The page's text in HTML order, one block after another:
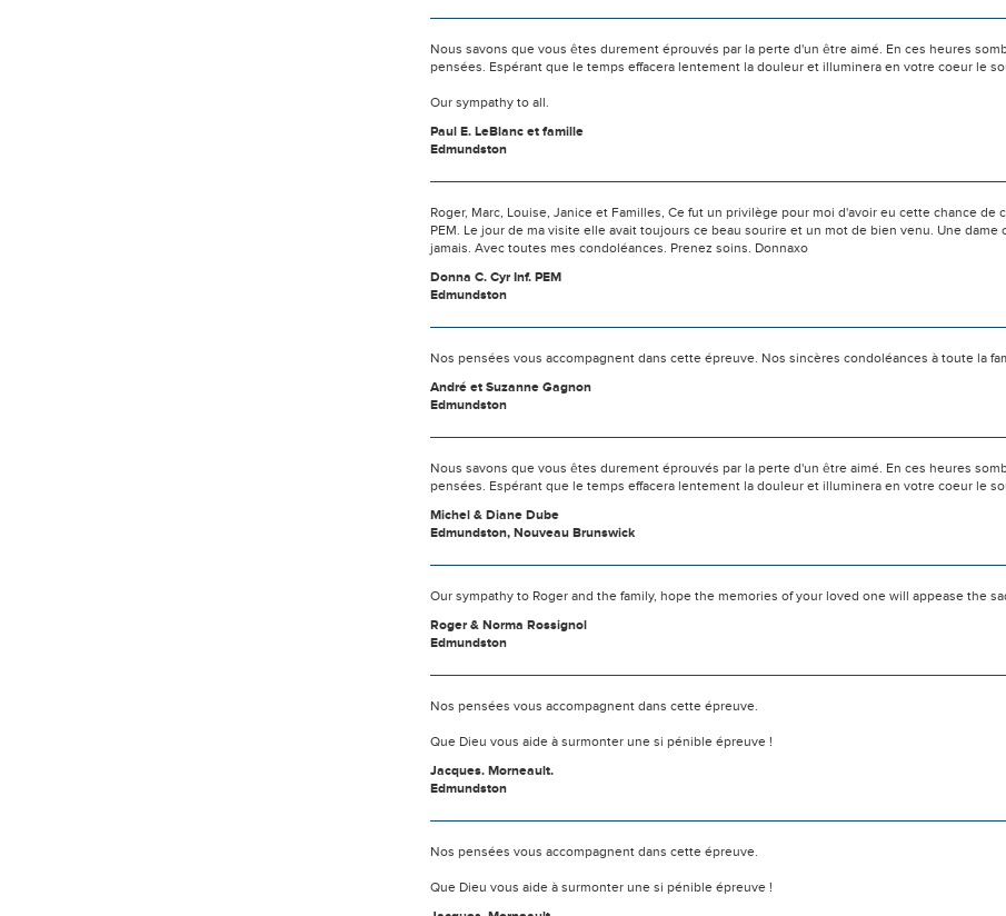
Nous savons que vous êtes durement éprouvés par la perte d'un être aimé. En ces heures
pensées. Espérant que le temps effacera lentement la douleur et illuminera en votre coeur le
Our sympathy to all.
Paul E. LeBlanc et famille
Edmundston
Roger, Marc, Louise, Janice et Familles, Ce fut un privilège pour moi d'avoir eu cette chance
PEM. Le jour de ma visite elle avait toujours ce beau sourire et un mot de bien venu. Une
jamais. Avec toutes mes condoléances. Prenez soins. Donnaxo
Donna C. Cyr Inf. PEM
Edmundston
Nos pensées vous accompagnent dans cette épreuve. Nos sincères condoléances à toute la
André et Suzanne Gagnon
Edmundston
Nous savons que vous êtes durement éprouvés par la perte d'un être aimé. En ces heures
pensées. Espérant que le temps effacera lentement la douleur et illuminera en votre coeur le
Michel & Diane Dube
Edmundston, Nouveau Brunswick
Our sympathy to Roger and the family, hope the memories of your loved one will appease the
Roger & Norma Rossignol
Edmundston
Nos pensées vous accompagnent dans cette épreuve.
Que Dieu vous aide à surmonter une si pénible épreuve !
Jacques. Morneault.
Edmundston
Nos pensées vous accompagnent dans cette épreuve.
Que Dieu vous aide à surmonter une si pénible épreuve !